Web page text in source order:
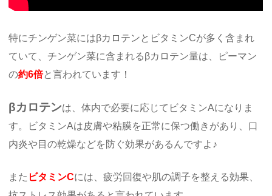
特にチンゲン菜にはβカロテンとビタミンCが多く含まれ
ていて、チンゲン菜に含まれるβカロテン量は、ピーマン
の約6倍と言われています！
βカロテンは、体内で必要に応じてビタミンAになりま
す。ビタミンAは皮膚や粘膜を正常に保つ働きがあり、口
内炎や目の乾燥などを防ぐ効果があるんですよ♪
また ビタミンCには、疲労回復や肌の調子を整える効果、